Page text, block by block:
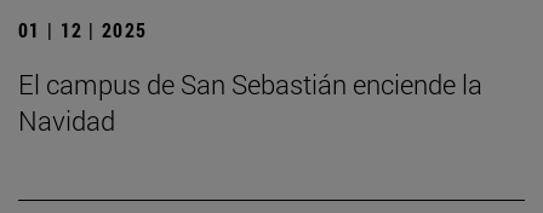
01 | 12 | 2025
El campus de San Sebastián enciende la
Navidad